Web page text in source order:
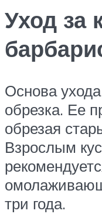
Уход за
Основа
обрезка. Ее
обрезая
Взрослым
три года.